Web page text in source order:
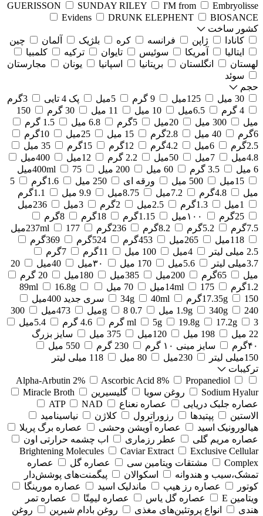
GUERISSON
SUNDAY RILEY I'M from
Embryolisse
Evidens
DRUNK ELEPHENT
BIOSANCE
کشور ساخت
کانادا
ژاپن فرانسه کره بلژیک آلمان
چین
ایتالیا
آمریکا سوئیس تایوان ترکیه
کلمبیا
لهستان
انگلستان بریتانیا اسپانیا یونان
مجارستان
سوئد
حجم
30 میل
125میل 9 گرم 5میل پک 4 تایی
3گرم
4 گرم
6.5میل 10 میل 11 میل 30 گرم
150
میل
300 میل 20میل 5گرم 6.8 میل
1.5 گرم
6گرم
40 میل 2.8گرم 15 میل 25میل
10گرم
2.5گرم
6میل 4.2گرم 12گرم 15گرم
35 میل
4.8میل
7میل 50میل 2.2 گرم 12میل
400میل
6 میل
3.5 گرم 60 میل 200 میل 400ml
75میل
15میل
500 میل ورقه ای 250 میل 1.6گرم
5
میل
4.8گرم 7.2میل 8.75میل 9.9 میل
1.1گرم
1میل
1.3گرم 2.5میل 2گرم 3میل
236میل
25گرم
۱۰۰میل 1.15گرم 18گرم
8گرم
7.5گرم
5.2گرم 8.2گرم 236گرم 237ml
177میل
118میل
265میل 453گرم 524گرم
369گرم
2.5 میلی لیتر
4میل 100 میل 11گرم
7گرم
3.7میلی لیتر
5.6میل 170 میل ۳۰میل 40میل
20
میل
65گرم 200میل 385میل 180میل
20 گرم
1.2گرم
14ml 175میل 70 میل 89ml
16.8g
17.35g
150گرم 34g 40ml
سری جدید 400میل
1.9g
340g 240 میل 0.7 g 8میل 473میل
300
ml
5g 19.8g 17.2g 3 گرم 4.6 گرم
5.4میل
22 میل
198 میل 120میل 375 میل
سایز بزرگ
۴۰گرم
سایز مینی ۱۰ گرم 230 گرم
550 میل
150میلی لیتر
230میل 80 میل
118 میلی لیتر
ترکیبات
Alpha-Arbutin 2%
Ascorbic Acid 8%
Propanediol
Sodium Hyalur
روغن سویا گلیسیرین
Miracle Broth
عصاره جلبک دریایی
عصاره نعناع ATP
NAD
الاستین
پپتیدها رزوراترول کلاژن
⁠نیاسینامید
هیالورونیک اسید
عصاره آویشن وحشی
عصاره برگ پریلا
عصاره مریم گلی
عطر رزماری
اب چشمه حرارتی اون
Brightening Molecules
Caviar Extract
Exclusive Cellular
Complex
مشتقات ویتامین سی عصاره گل
عصاره
تمشک،سیب و هندوانه
اسکوالان
پیگمنت‌های پوشش‌دار
کوتور
عصاره رز هیپ ماندلیک اسید
عصاره مورینگا
ویتامین E
عصاره گل یاس عصاره لیمِتّا
عصاره تمر
هندی
انواع پروتئین‌های مغذی روغن بادام شیرین
روغن